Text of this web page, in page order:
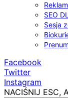
SEO
Sesja
Facebook
Twitter
Instagram
NACIŚNIJ ESC,